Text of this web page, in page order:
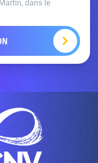
dans le